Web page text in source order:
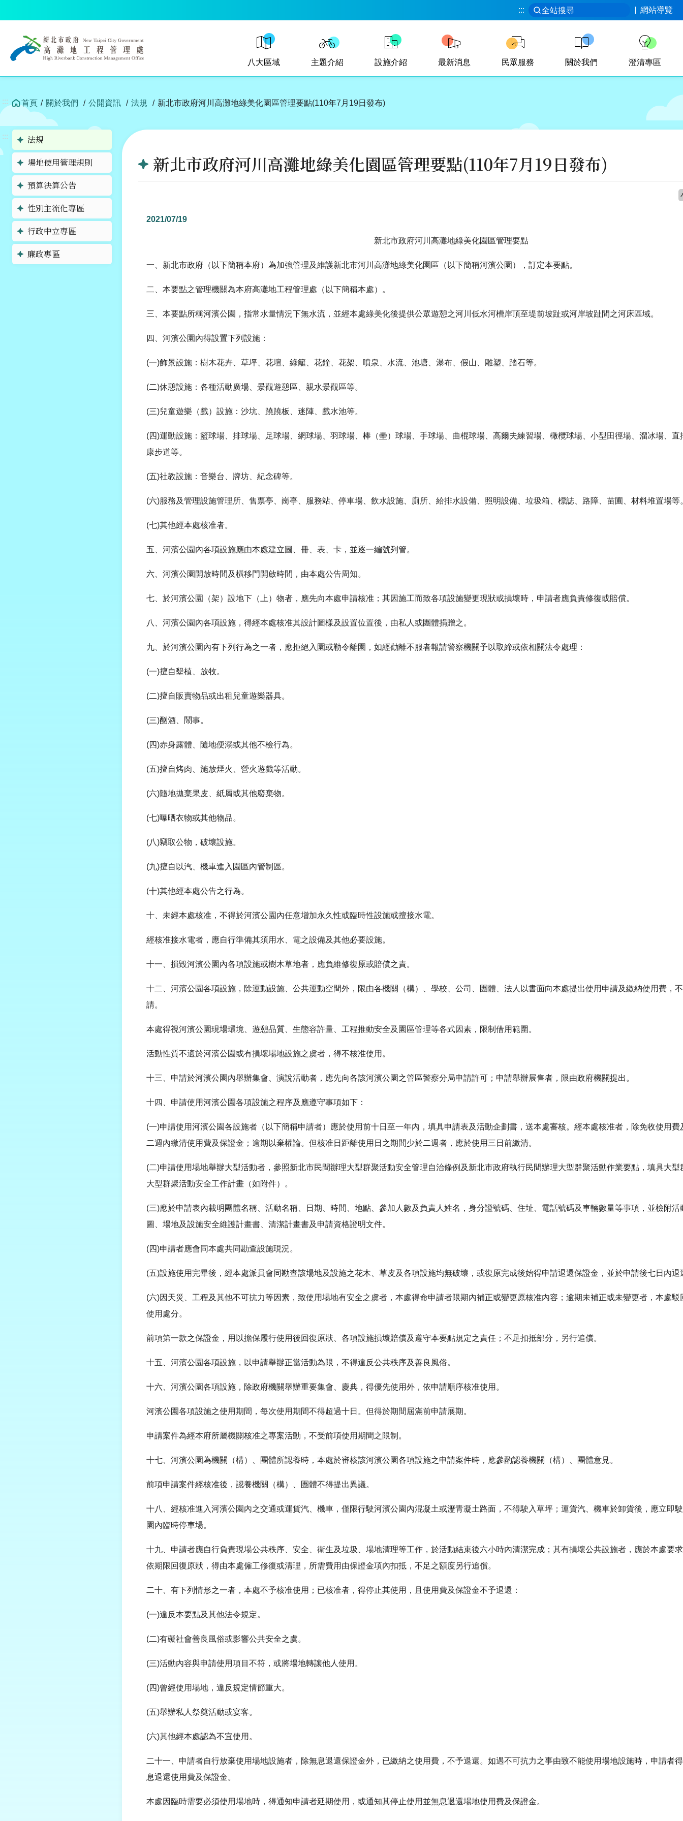
塊
::: 全站搜尋 網站導覽
八大區域 主題介紹 設施介紹 最新消息 民眾服務 關於我們 澄清專區
::: 首頁 關於我們 公開資訊 法規 新北市政府河川高灘地綠美化園區管理要點(110年7月19日發布)
:::
法規
場地使用管理規則
預算決算公告
性別主流化專區
行政中立專區
廉政專區
新北市政府河川高灘地綠美化園區管理要點(110年7月19日發布)
2021/07/19
新北市政府河川高灘地綠美化園區管理要點
一、新北市政府（以下簡稱本府）為加強管理及維護新北市河川高灘地綠美化園區（以下簡稱河濱公園），訂定本要點。
二、本要點之管理機關為本府高灘地工程管理處（以下簡稱本處）。
三、本要點所稱河濱公園，指常水量情況下無水流，並經本處綠美化後提供公眾遊憩之河川低水河槽岸頂至堤前坡趾或河岸坡趾間之河床區域。
四、河濱公園內得設置下列設施：
(一)飾景設施：樹木花卉、草坪、花壇、綠籬、花鐘、花架、噴泉、水流、池塘、瀑布、假山、雕塑、踏石等。
(二)休憩設施：各種活動廣場、景觀遊憩區、親水景觀區等。
(三)兒童遊樂（戲）設施：沙坑、蹺蹺板、迷陣、戲水池等。
(四)運動設施：籃球場、排球場、足球場、網球場、羽球場、棒（壘）球場、手球場、曲棍球場、高爾夫練習場、橄欖球場、小型田徑場、溜冰場、
康步道等。
(五)社教設施：音樂台、牌坊、紀念碑等。
(六)服務及管理設施管理所、售票亭、崗亭、服務站、停車場、飲水設施、廁所、給排水設備、照明設備、垃圾箱、標誌、路障、苗圃、材料堆置場等
(七)其他經本處核准者。
五、河濱公園內各項設施應由本處建立圖、冊、表、卡，並逐一編號列管。
六、河濱公園開放時間及橫移門開啟時間，由本處公告周知。
七、於河濱公園（架）設地下（上）物者，應先向本處申請核准；其因施工而致各項設施變更現狀或損壞時，申請者應負責修復或賠償。
八、河濱公園內各項設施，得經本處核准其設計圖樣及設置位置後，由私人或團體捐贈之。
九、於河濱公園內有下列行為之一者，應拒絕入園或勒令離園，如經勸離不服者報請警察機關予以取締或依相關法令處理：
(一)擅自墾植、放牧。
(二)擅自販賣物品或出租兒童遊樂器具。
(三)酗酒、鬧事。
(四)赤身露體、隨地便溺或其他不檢行為。
(五)擅自烤肉、施放煙火、營火遊戲等活動。
(六)隨地拋棄果皮、紙屑或其他廢棄物。
(七)曝晒衣物或其他物品。
(八)竊取公物，破壞設施。
(九)擅自以汽、機車進入園區內管制區。
(十)其他經本處公告之行為。
十、未經本處核准，不得於河濱公園內任意增加永久性或臨時性設施或擅接水電。
經核准接水電者，應自行準備其須用水、電之設備及其他必要設施。
十一、損毀河濱公園內各項設施或樹木草地者，應負維修復原或賠償之責。
十二、河濱公園各項設施，除運動設施、公共運動空間外，限由各機關（構）、學校、公司、團體、法人以書面向本處提出使用申請及繳納使用費，
請。
本處得視河濱公園現場環境、遊憩品質、生態容許量、工程推動安全及園區管理等各式因素，限制借用範圍。
活動性質不適於河濱公園或有損壞場地設施之虞者，得不核准使用。
十三、申請於河濱公園內舉辦集會、演說活動者，應先向各該河濱公園之管區警察分局申請許可；申請舉辦展售者，限由政府機關提出。
十四、申請使用河濱公園各項設施之程序及應遵守事項如下：
(一)申請使用河濱公園各設施者（以下簡稱申請者）應於使用前十日至一年內，填具申請表及活動企劃書，送本處審核。經本處核准者，除免收使用
二週內繳清使用費及保證金；逾期以棄權論。但核准日距離使用日之期間少於二週者，應於使用三日前繳清。
(二)申請使用場地舉辦大型活動者，參照新北市民間辦理大型群聚活動安全管理自治條例及新北市政府執行民間辦理大型群聚活動作業要點，填具大
大型群聚活動安全工作計畫（如附件）。
(三)應於申請表內載明團體名稱、活動名稱、日期、時間、地點、參加人數及負責人姓名，身分證號碼、住址、電話號碼及車輛數量等事項，並檢附
圖、場地及設施安全維護計畫書、清潔計畫書及申請資格證明文件。
(四)申請者應會同本處共同勘查設施現況。
(五)設施使用完畢後，經本處派員會同勘查該場地及設施之花木、草皮及各項設施均無破壞，或復原完成後始得申請退還保證金，並於申請後七日內退
(六)因天災、工程及其他不可抗力等因素，致使用場地有安全之虞者，本處得命申請者限期內補正或變更原核准內容；逾期未補正或未變更者，本處
使用處分。
前項第一款之保證金，用以擔保履行使用後回復原狀、各項設施損壞賠償及遵守本要點規定之責任；不足扣抵部分，另行追償。
十五、河濱公園各項設施，以申請舉辦正當活動為限，不得違反公共秩序及善良風俗。
十六、河濱公園各項設施，除政府機關舉辦重要集會、慶典，得優先使用外，依申請順序核准使用。
河濱公園各項設施之使用期間，每次使用期間不得超過十日。但得於期間屆滿前申請展期。
申請案件為經本府所屬機關核准之專案活動，不受前項使用期間之限制。
十七、河濱公園為機關（構）、團體所認養時，本處於審核該河濱公園各項設施之申請案件時，應參酌認養機關（構）、團體意見。
前項申請案件經核准後，認養機關（構）、團體不得提出異議。
十八、經核准進入河濱公園內之交通或運貨汽、機車，僅限行駛河濱公園內混凝土或瀝青凝土路面，不得駛入草坪；運貨汽、機車於卸貨後，應立即
園內臨時停車場。
十九、申請者應自行負責現場公共秩序、安全、衛生及垃圾、場地清理等工作，於活動結束後六小時內清潔完成；其有損壞公共設施者，應於本處要
依期限回復原狀，得由本處僱工修復或清理，所需費用由保證金項內扣抵，不足之額度另行追償。
二十、有下列情形之一者，本處不予核准使用；已核准者，得停止其使用，且使用費及保證金不予退還：
(一)違反本要點及其他法令規定。
(二)有礙社會善良風俗或影響公共安全之虞。
(三)活動內容與申請使用項目不符，或將場地轉讓他人使用。
(四)曾經使用場地，違反規定情節重大。
(五)舉辦私人祭奠活動或宴客。
(六)其他經本處認為不宜使用。
二十一、申請者自行放棄使用場地設施者，除無息退還保證金外，已繳納之使用費，不予退還。如遇不可抗力之事由致不能使用場地設施時，申請者
息退還使用費及保證金。
本處因臨時需要必須使用場地時，得通知申請者延期使用，或通知其停止使用並無息退還場地使用費及保證金。